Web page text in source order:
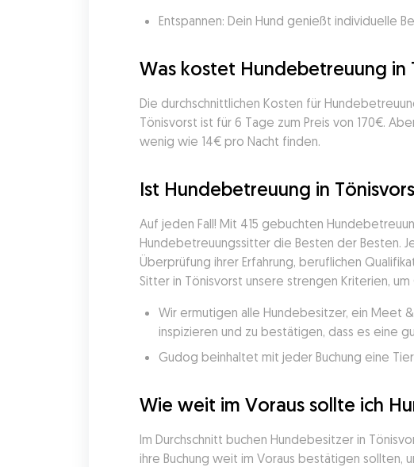
Entspannen: Dein Hund genießt individuelle
Was kostet Hundebetreuung in
Die durchschnittlichen Kosten für
Tönisvorst ist für 6 Tage zum Preis von 170€.
wenig wie 14€ pro Nacht finden.
Ist Hundebetreuung in
Auf jeden Fall! Mit 415 gebuchten
Hundebetreuungssitter die Besten der Besten.
Überprüfung ihrer Erfahrung, beruflichen
Sitter in Tönisvorst unsere strengen Kriterien,
Wir ermutigen alle Hundebesitzer, ein Meet
inspizieren und zu bestätigen, dass es eine
Gudog beinhaltet mit jeder Buchung eine
Wie weit im Voraus sollte ich
Im Durchschnitt buchen Hundebesitzer in
ihre Buchung weit im Voraus bestätigen sollten,